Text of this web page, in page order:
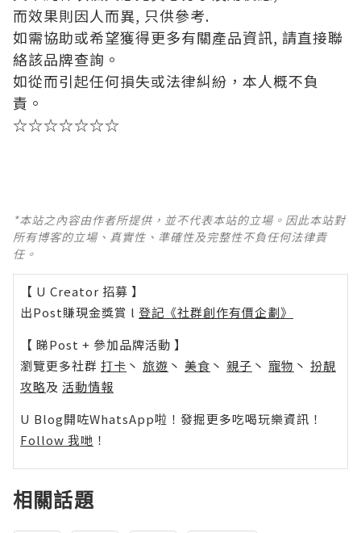
而效果則因人而異, 只供參考.
如需協助或希望獲得更多有關產品資訊, 請直接聯
絡該品牌查詢。
如從而引起任何損失或法律糾紛，本人概不負
責。
☆☆☆☆☆☆☆
*本站之內容由作者所提供，並不代表本站的立場。因此本站對
所有博客的立場、真實性、準確性及完整性不負任何法律責
任。
【 U Creator 招募 】
出Post賺現金獎賞 l 登記《社群創作有價企劃》
【 睇Post + 參加品牌活動 】
瀏覽更多社群 打卡 丶 旅遊 丶 美食 丶 親子 丶 寵物 丶 扮靚
攻略及 活動情報
U Blog開咗WhatsApp啦！發掘更多吃喝玩樂資訊！
Follow 我哋 ！
相關話題